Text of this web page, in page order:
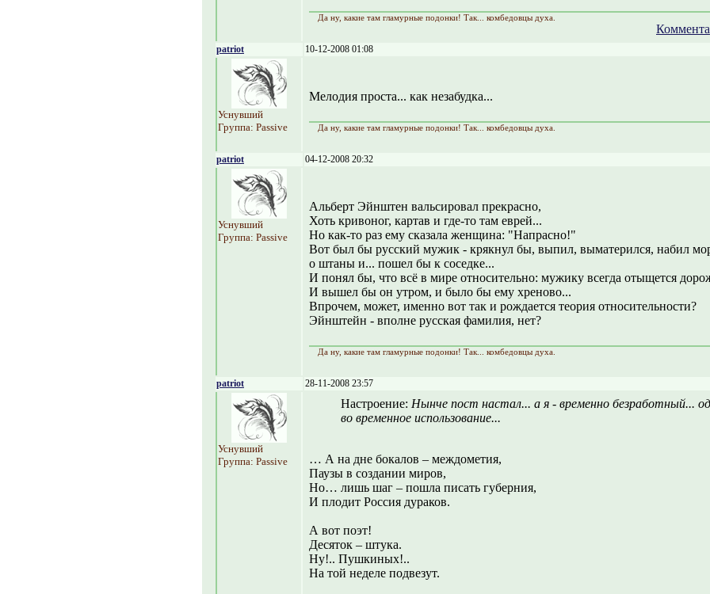
Да ну, какие там гламурные подонки! Так... комбедовцы духа.
patriot 10-12-2008 01:08
Уснувший
Группа: Passive
Мелодия проста... как незабудка...
Да ну, какие там гламурные подонки! Так... комбедовцы духа.
patriot 04-12-2008 20:32
Уснувший
Группа: Passive
Альберт Эйнштен вальсировал прекрасно,
Хоть кривоног, картав и где-то там еврей...
Но как-то раз ему сказала женщина: "Напрасно!"
Вот был бы русский мужик - крякнул бы, выпил, выматерился, набил
о штаны и... пошел бы к соседке...
И понял бы, что всё в мире относительно: мужику всегда отыщется
И вышел бы он утром, и было бы ему хреново...
Впрочем, может, именно вот так и рождается теория относительности?
Эйнштейн - вполне русская фамилия, нет?
Да ну, какие там гламурные подонки! Так... комбедовцы духа.
patriot 28-11-2008 23:57
Уснувший
Группа: Passive
Настроение: Нынче пост настал... а я - временно безработный...
во временное использование...
… А на дне бокалов – междометия,
Паузы в создании миров,
Но… лишь шаг – пошла писать губерния,
И плодит Россия дураков.
А вот поэт!
Десяток – штука.
Ну!.. Пушкиных!..
На той неделе подвезут.